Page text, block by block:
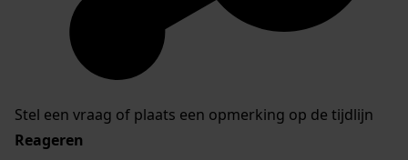
Stel een vraag of plaats een opmerking op de tijdlijn
Reageren